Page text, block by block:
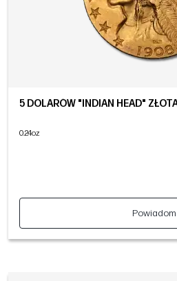
5 DOLARÓW "INDIAN HEAD"
0.24oz
Powiadom